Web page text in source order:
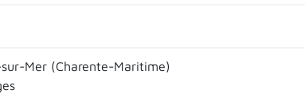
Mer (Charente-Maritime)